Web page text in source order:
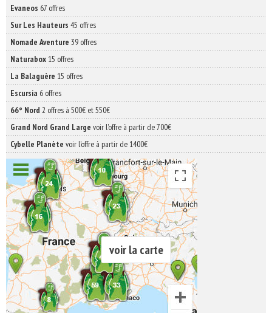
Evaneos 67 offres
Sur Les Hauteurs 45 offres
Nomade Aventure 39 offres
Naturabox 15 offres
La Balaguère 15 offres
Escursia 6 offres
66° Nord 2 offres à 500€ et 550€
Grand Nord Grand Large voir l'offre à partir de 700€
Cybelle Planète voir l'offre à partir de 1400€
voir la carte